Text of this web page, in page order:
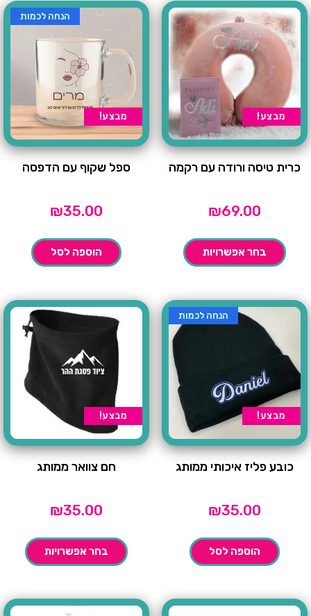
מבצע!
כרית טיסה ורודה עם רקמה
₪69.00
בחר אפשרויות
מבצע!
הנחה לכמות
ספל שקוף עם הדפסה
₪35.00
הוספה לסל
מבצע!
הנחה לכמות
כובע פליז איכותי ממותג
₪35.00
הוספה לסל
מבצע!
חם צוואר ממותג
₪35.00
בחר אפשרויות